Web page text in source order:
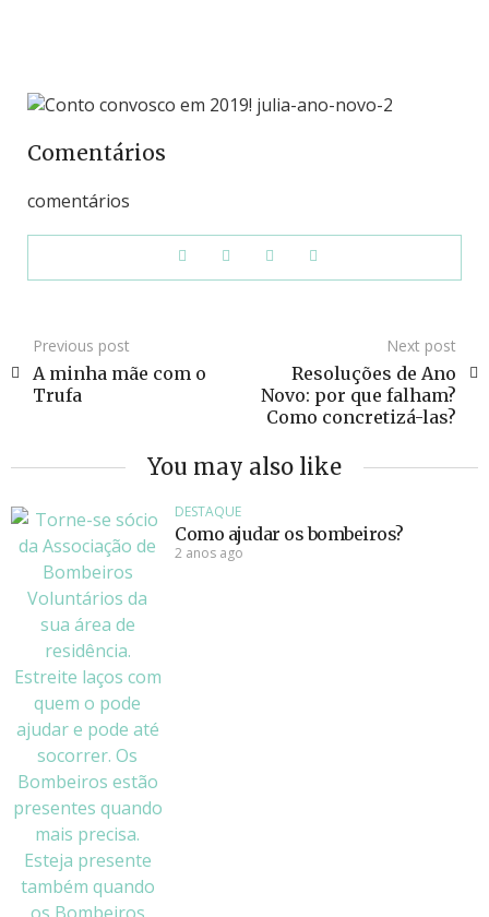
Comentários
comentários
Previous post
A minha mãe com o
Trufa
Next post
Resoluções de Ano
Novo: por que falham?
Como concretizá-las?
You may also like
DESTAQUE
Como ajudar os bombeiros?
2 anos ago